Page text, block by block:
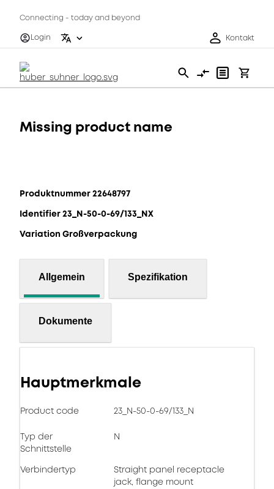
Connecting - today and beyond
Login
Kontakt
Missing product name
Produktnummer 22648797
Identifier 23_N-50-0-69/133_NX
Variation Großverpackung
Allgemein Spezifikation
Dokumente
Hauptmerkmale
Product code 23_N-50-0-69/133_N
Typ der
Schnittstelle
N
Verbindertyp
Straight panel receptacle
jack, flange mount